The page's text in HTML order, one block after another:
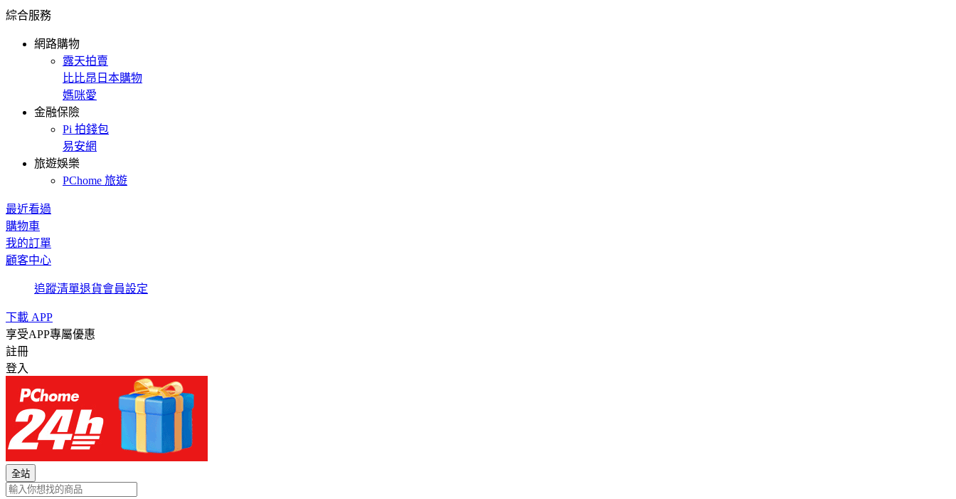
綜合服務
網路購物
露天拍賣
比比昂日本購物
媽咪愛
金融保險
Pi 拍錢包
易安網
旅遊娛樂
PChome 旅遊
最近看過
購物車
我的訂單
顧客中心
追蹤清單退貨會員設定
下載 APP
享受APP專屬優惠
註冊
登入
全站